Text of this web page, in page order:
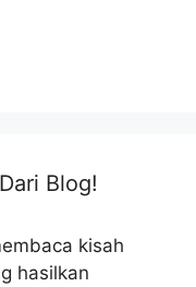
Blog!
kisah
hasilkan